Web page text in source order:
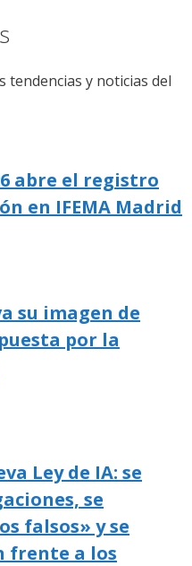
tendencias y noticias del
abre el registro
en IFEMA Madrid
su imagen de
por la
Ley de IA: se
se
falsos» y se
frente a los